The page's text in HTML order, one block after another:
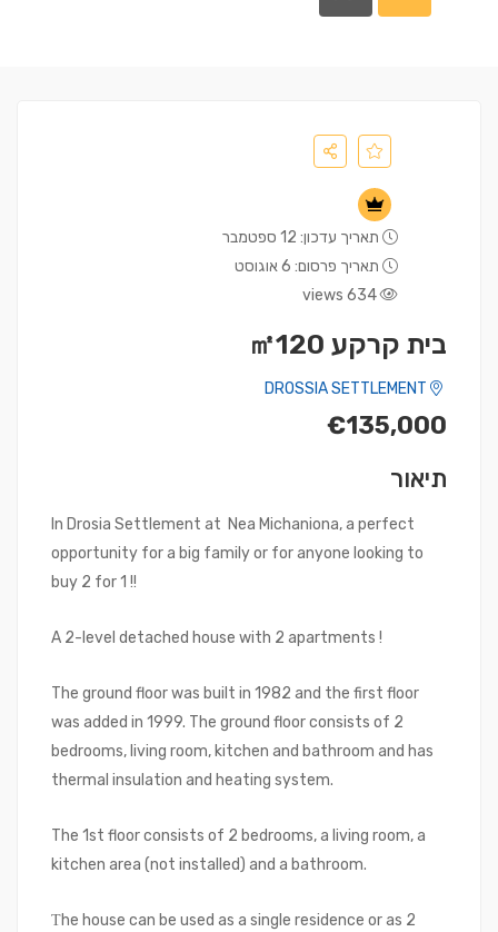
תאריך עדכון: 12 ספטמבר
תאריך פרסום: 6 אוגוסט
634 views
בית קרקע ㎡120
€135,000
תיאור
In Drosia Settlement at Nea Michaniona, a perfect
opportunity for a big family or for anyone looking to
buy 2 for 1 !!
A 2-level detached house with 2 apartments !
The ground floor was built in 1982 and the first floor
was added in 1999. The ground floor consists of 2
bedrooms, living room, kitchen and bathroom and has
thermal insulation and heating system.
The 1st floor consists of 2 bedrooms, a living room, a
kitchen area (not installed) and a bathroom.
Τhe house can be used as a single residence or as 2